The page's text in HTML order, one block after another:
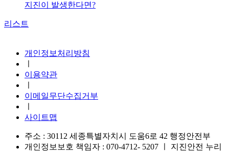
지진이 발생한다면?
리스트
개인정보처리방침
이용약관
이메일무단수집거부
사이트맵
주소 : 30112 세종특별자치시 도움6로 42 행정안전부
개인정보보호 책임자 : 070-4712- 5207
지진안전 누리